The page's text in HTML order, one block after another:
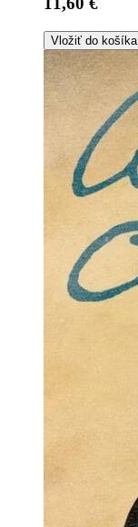
Vložiť do košíka